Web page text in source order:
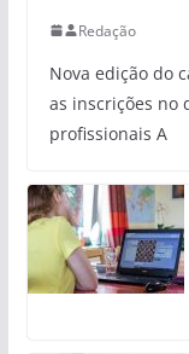
Redação
Nova edição do
as inscrições no
profissionais A